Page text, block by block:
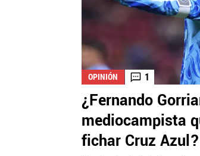
OPINIÓN 1
¿Fernando
mediocampista
fichar Cruz Azul?